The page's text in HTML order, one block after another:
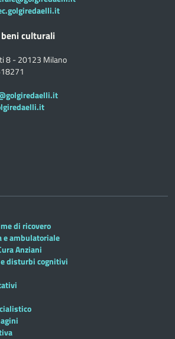
culturali
8 - 20123 Milano
di ricovero
e ambulatoriale
Anziani
disturbi cognitivi